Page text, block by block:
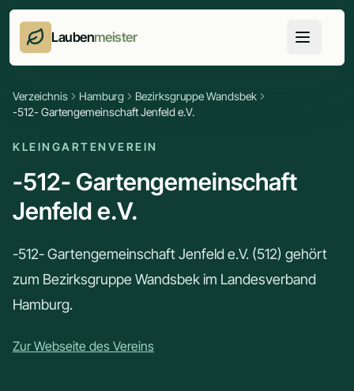
Laubenmeister
Verzeichnis Hamburg
Bezirksgruppe Wandsbek
-512- Gartengemeinschaft Jenfeld e.V.
KLEINGARTENVEREIN
-512- Gartengemeinschaft
Jenfeld e.V.
-512- Gartengemeinschaft Jenfeld e.V. (512) gehört
zum Bezirksgruppe Wandsbek im Landesverband
Hamburg.
Zur Webseite des Vereins